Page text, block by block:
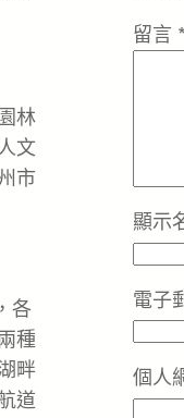
林
文
市
各
種
畔
道
留言 *
顯示
電子
個人